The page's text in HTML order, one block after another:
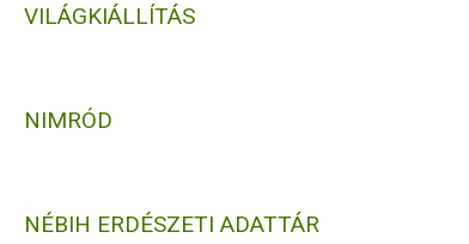
VILÁGKIÁLLÍTÁS
NIMRÓD
NÉBIH ERDÉSZETI ADATTÁR